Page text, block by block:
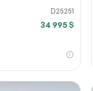
D25251
34 995 $